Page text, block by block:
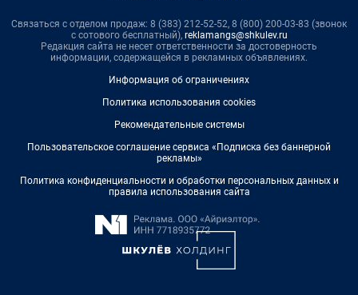
Связаться с отделом продаж: 8 (383) 212-52-52, 8 (800) 200-03-83 (звонок
с сотового бесплатный), reklamangs@shkulev.ru
Редакция сайта не несет ответственности за достоверность
информации, содержащейся в рекламных объявлениях.
Информация об ограничениях
Политика использования cookies
Рекомендательные системы
Пользовательское соглашение сервиса «Подписка без баннерной
рекламы»
Политика конфиденциальности и обработки персональных данных и
правила использования сайта